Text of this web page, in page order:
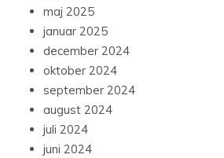
maj 2025
januar 2025
december 2024
oktober 2024
september 2024
august 2024
juli 2024
juni 2024